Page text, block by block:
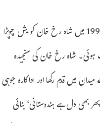
سال 1993 میں ہی شاہ رخ خان کو یش چوپڑا کی سپر ہٹ فلم ڈر میں کام کرنے کا موقع ملا۔ سال 1995 میں شاہ رخ خان کو یش چوپڑا
ہوئی۔ شاہ رخ خان کی سنجیدہ
فلم پروڈکشن کے میدان میں قدم رکھا اور اداکارہ جوہی
بھی دل ہے ہندوستانی‘ بنائی